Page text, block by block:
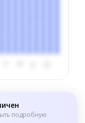
подробную